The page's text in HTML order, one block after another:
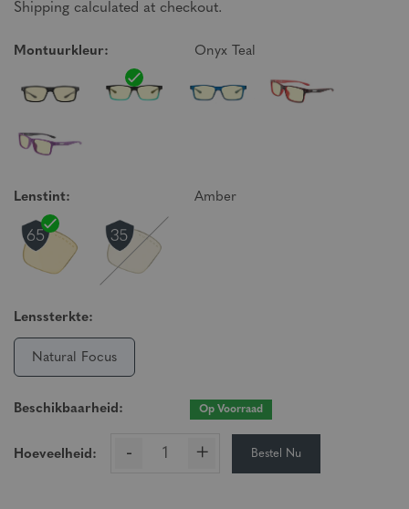
Shipping calculated at checkout.
Montuurkleur: Onyx Teal
Lenstint: Amber
Lenssterkte:
Natural Focus
Beschikbaarheid: Op Voorraad
Hoeveelheid: - + Bestel Nu